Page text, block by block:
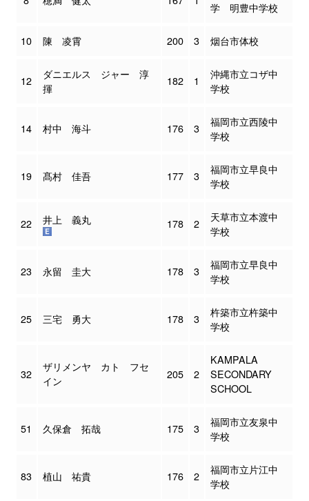
学 明豊中学校
10 陳 凌霄 200 3 烟台市体校
12
ダニエルス ジャー 淳
揮
182 1
沖縄市立コザ中
学校
14 村中 海斗 176 3
福岡市立西陵中
学校
19 髙村 佳吾 177 3
福岡市立早良中
学校
22 井上 義丸 178 2
天草市立本渡中
学校
23 永留 圭大 178 3
福岡市立早良中
学校
25 三宅 勇大 178 3
杵築市立杵築中
学校
32
ザリメンヤ カト フセ
イン
205 2
KAMPALA
SECONDARY
SCHOOL
51 久保倉 拓哉 175 3
福岡市立友泉中
学校
83 植山 祐貴 176 2
福岡市立片江中
学校